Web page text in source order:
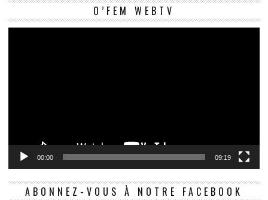
O’FEM WEBTV
00:00 09:19
ABONNEZ-VOUS À NOTRE FACEBOOK